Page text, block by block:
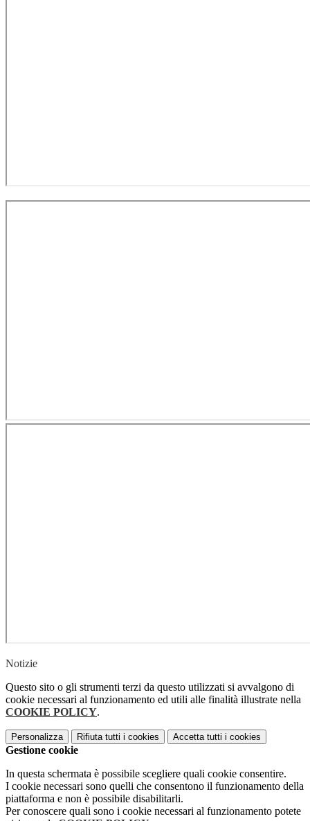
Notizie
Questo sito o gli strumenti terzi da questo utilizzati si avvalgono di
cookie necessari al funzionamento ed utili alle finalità illustrate nella
COOKIE POLICY.
Personalizza Rifiuta tutti i cookies Accetta tutti i cookies
Gestione cookie
In questa schermata è possibile scegliere quali cookie consentire.
I cookie necessari sono quelli che consentono il funzionamento della
piattaforma e non è possibile disabilitarli.
Per conoscere quali sono i cookie necessari al funzionamento potete